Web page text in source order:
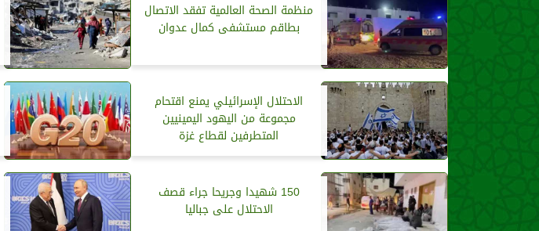
منظمة الصحة العالمية تفقد الاتصال
بطاقم مستشفى كمال عدوان
الاحتلال الإسرائيلي يمنع اقتحام
مجموعة من اليهود اليمينيين
المتطرفين لقطاع غزة
150 شهيدا وجريحا جراء قصف
الاحتلال على جباليا